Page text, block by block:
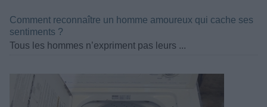
Comment reconnaître un homme amoureux qui cache ses
sentiments ?
Tous les hommes n’expriment pas leurs ...